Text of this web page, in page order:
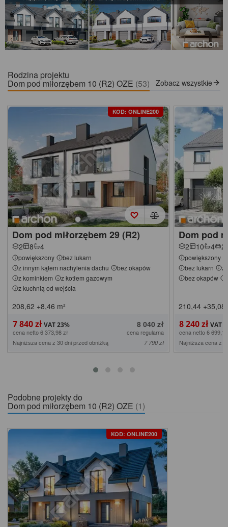
Rodzina projektu
Dom pod miłorzębem 10 (R2) OZE (53) Zobacz wszystkie
KOD: ONLINE200
Dom pod miłorzębem 29 (R2)
2 8 4
powiększony
bez lukarn
z innym kątem nachylenia dachu
bez okapów
z kominkiem
z kotłem gazowym
z kuchnią od wejścia
208,62 +8,46 m²
7 840 zł 8 040 zł
cena netto 6 373,98 zł
cena regularna
Najniższa cena z 30 dni przed obniżką
7 790 zł
Dom pod
2 10 4 2
powiększony
bez lukarn
z
bez okapów
210,44 +35,08
8 240 zł
cena netto 6
Najniższa cena z
Podobne projekty do
Dom pod miłorzębem 10 (R2) OZE (1)
KOD: ONLINE200